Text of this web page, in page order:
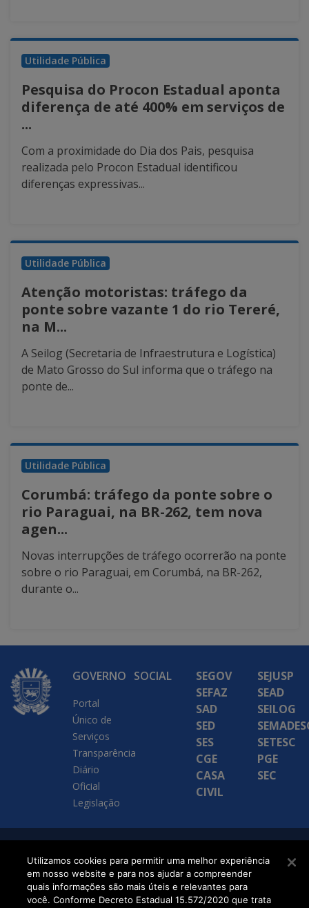
Utilidade Pública
Pesquisa do Procon Estadual aponta
diferença de até 400% em serviços de
...
Com a proximidade do Dia dos Pais, pesquisa
realizada pelo Procon Estadual identificou
diferenças expressivas...
Utilidade Pública
Atenção motoristas: tráfego da
ponte sobre vazante 1 do rio Tereré,
na M...
A Seilog (Secretaria de Infraestrutura e Logística)
de Mato Grosso do Sul informa que o tráfego na
ponte de...
Utilidade Pública
Corumbá: tráfego da ponte sobre o
rio Paraguai, na BR-262, tem nova
agen...
Novas interrupções de tráfego ocorrerão na ponte
sobre o rio Paraguai, em Corumbá, na BR-262,
durante o...
GOVERNO
Portal
Único de
Serviços
Transparência
Diário
Oficial
Legislação
SOCIAL
SEGOV
SEFAZ
SAD
SED
SES
CGE
CASA
CIVIL
SEJUSP
SEAD
SEILOG
SETESC
PGE
SEC
SETDIG | Secretaria-
Executiva de
Transformação Digital
Utilizamos cookies para permitir uma melhor experiência
em nosso website e para nos ajudar a compreender
quais informações são mais úteis e relevantes para
você. Conforme Decreto Estadual 15.572/2020 que trata